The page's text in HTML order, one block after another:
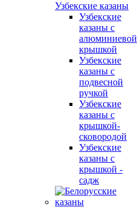
Узбекские казаны
Узбекские
казаны с
алюминиевой
крышкой
Узбекские
казаны с
подвесной
ручкой
Узбекские
казаны с
крышкой-
сковородой
Узбекские
казаны с
крышкой -
садж